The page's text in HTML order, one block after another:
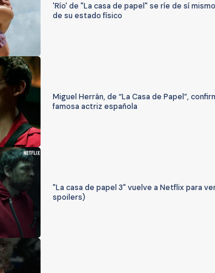
'Río' de "La casa de papel" se ríe de sí
de su estado físico
Miguel Herrán, de “La Casa de Papel”,
famosa actriz española
"La casa de papel 3" vuelve a Netflix para
spoilers)